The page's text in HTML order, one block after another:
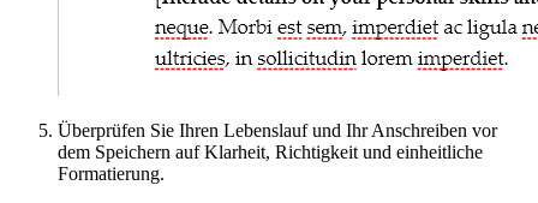
Überprüfen Sie Ihren Lebenslauf und Ihr Anschreiben vor
dem Speichern auf Klarheit, Richtigkeit und einheitliche
Formatierung.